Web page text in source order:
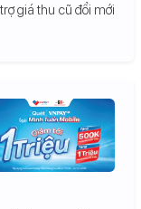
giá thu cũ đổi mới